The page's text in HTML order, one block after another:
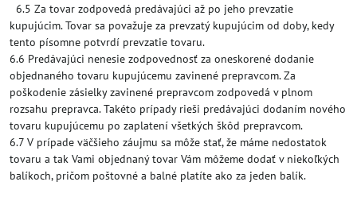
6.5 Za tovar zodpovedá predávajúci až po jeho prevzatie
kupujúcim. Tovar sa považuje za prevzatý kupujúcim od doby, kedy
tento písomne potvrdí prevzatie tovaru.
6.6 Predávajúci nenesie zodpovednosť za oneskorené dodanie
objednaného tovaru kupujúcemu zavinené prepravcom. Za
poškodenie zásielky zavinené prepravcom zodpovedá v plnom
rozsahu prepravca. Takéto prípady rieši predávajúci dodaním nového
tovaru kupujúcemu po zaplatení všetkých škôd prepravcom.
6.7 V prípade väčšieho záujmu sa môže stať, že máme nedostatok
tovaru a tak Vami objednaný tovar Vám môžeme dodať v niekoľkých
balíkoch, pričom poštovné a balné platíte ako za jeden balík.